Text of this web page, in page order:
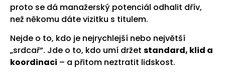
proto se dá manažerský potenciál odhalit dřív,
než někomu dáte vizitku s titulem.
Nejde o to, kdo je nejrychlejší nebo největší
„srdcař“. Jde o to, kdo umí držet standard, klid a
koordinaci – a přitom neztratit lidskost.